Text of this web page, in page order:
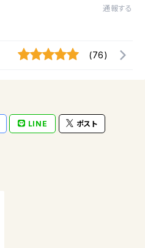
通報する
(76)
LINE ポスト